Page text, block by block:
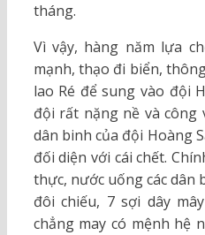
tháng.
Vì vậy, hàng năm lựa
mạnh, thạo đi biển,
lao Ré để sung vào đội
đội rất nặng nề và công
dân binh của đội Hoàng
đối diện với cái chết.
thực, nước uống các dân
đôi chiếu, 7 sợi dây
chẳng may có mệnh hệ